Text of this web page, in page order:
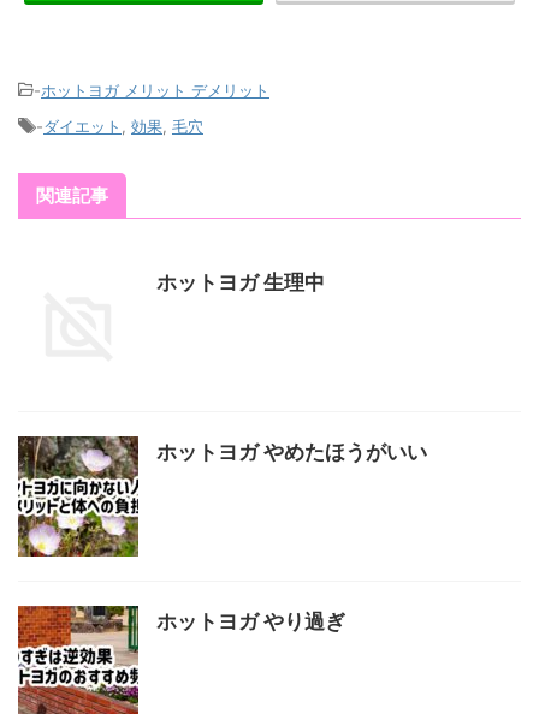
-ホットヨガ メリット デメリット
-ダイエット 効果 毛穴
関連記事
ホットヨガ 生理中
ホットヨガ やめたほうがいい
ホットヨガ やり過ぎ